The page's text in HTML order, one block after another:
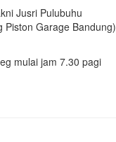
Jusri Pulubuhu
Piston Garage Bandung)
mulai jam 7.30 pagi